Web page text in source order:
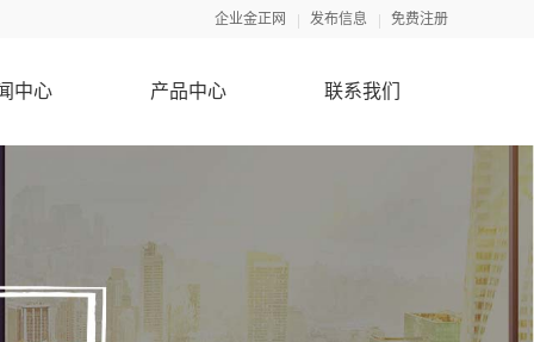
企业金正网 发布信息 免费注册
中心 产品中心 联系我们